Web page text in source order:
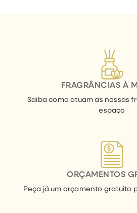
FRAGRÂNCIAS À
Saiba como atuam as nossas
espaço
ORÇAMENTOS
Peça já um orçamento gratuito